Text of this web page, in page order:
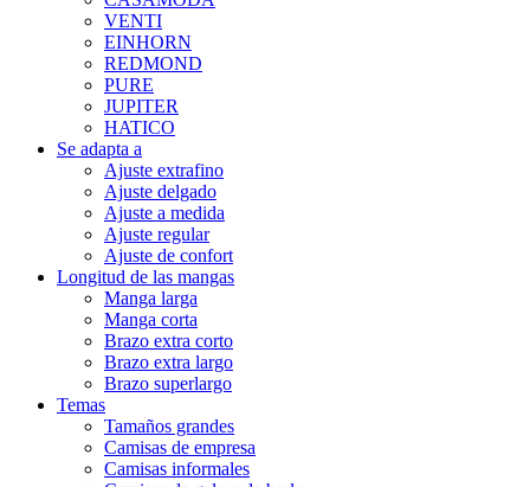
VENTI
EINHORN
REDMOND
PURE
JUPITER
HATICO
Se adapta a
Ajuste extrafino
Ajuste delgado
Ajuste a medida
Ajuste regular
Ajuste de confort
Longitud de las mangas
Manga larga
Manga corta
Brazo extra corto
Brazo extra largo
Brazo superlargo
Temas
Tamaños grandes
Camisas de empresa
Camisas informales